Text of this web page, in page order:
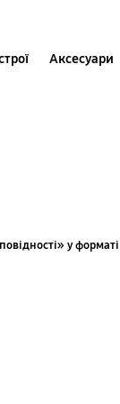
Аксесуари
у